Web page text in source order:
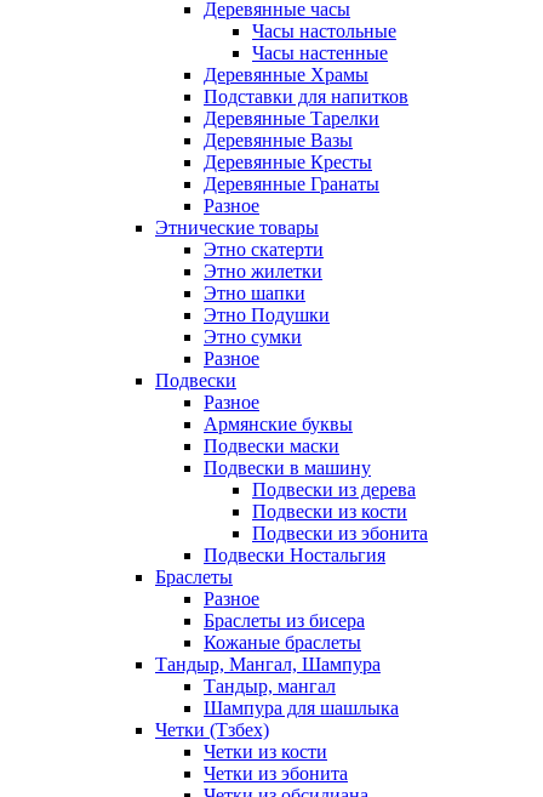
Деревянные часы
Часы настольные
Часы настенные
Деревянные Храмы
Подставки для напитков
Деревянные Тарелки
Деревянные Вазы
Деревянные Кресты
Деревянные Гранаты
Разное
Этнические товары
Этно скатерти
Этно жилетки
Этно шапки
Этно Подушки
Этно сумки
Разное
Подвески
Разное
Армянские буквы
Подвески маски
Подвески в машину
Подвески из дерева
Подвески из кости
Подвески из эбонита
Подвески Ностальгия
Браслеты
Разное
Браслеты из бисера
Кожаные браслеты
Тандыр, Мангал, Шампура
Тандыр, мангал
Шампура для шашлыка
Четки (Тзбех)
Четки из кости
Четки из эбонита